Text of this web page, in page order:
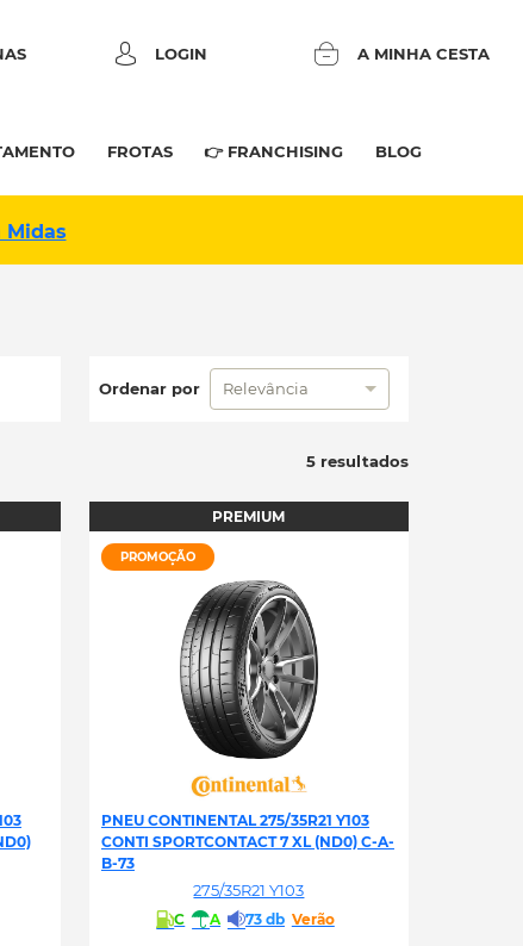
LOGIN A MINHA CESTA
FROTAS 👉 FRANCHISING BLOG
Midas
Ordenar por Relevância
5 resultados
PREMIUM
PROMOÇÃO
PNEU CONTINENTAL 275/35R21 Y103
CONTI SPORTCONTACT 7 XL (ND0) C-A-
B-73
275/35R21 Y103
C A 73 db Verão